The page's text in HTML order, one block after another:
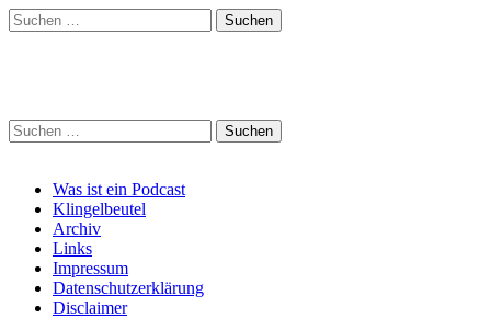
Suchen
nach:
Suchen
nach:
Main
menu
Skip
content
Was ist ein Podcast
Klingelbeutel
Archiv
Links
Impressum
Datenschutzerklärung
Disclaimer